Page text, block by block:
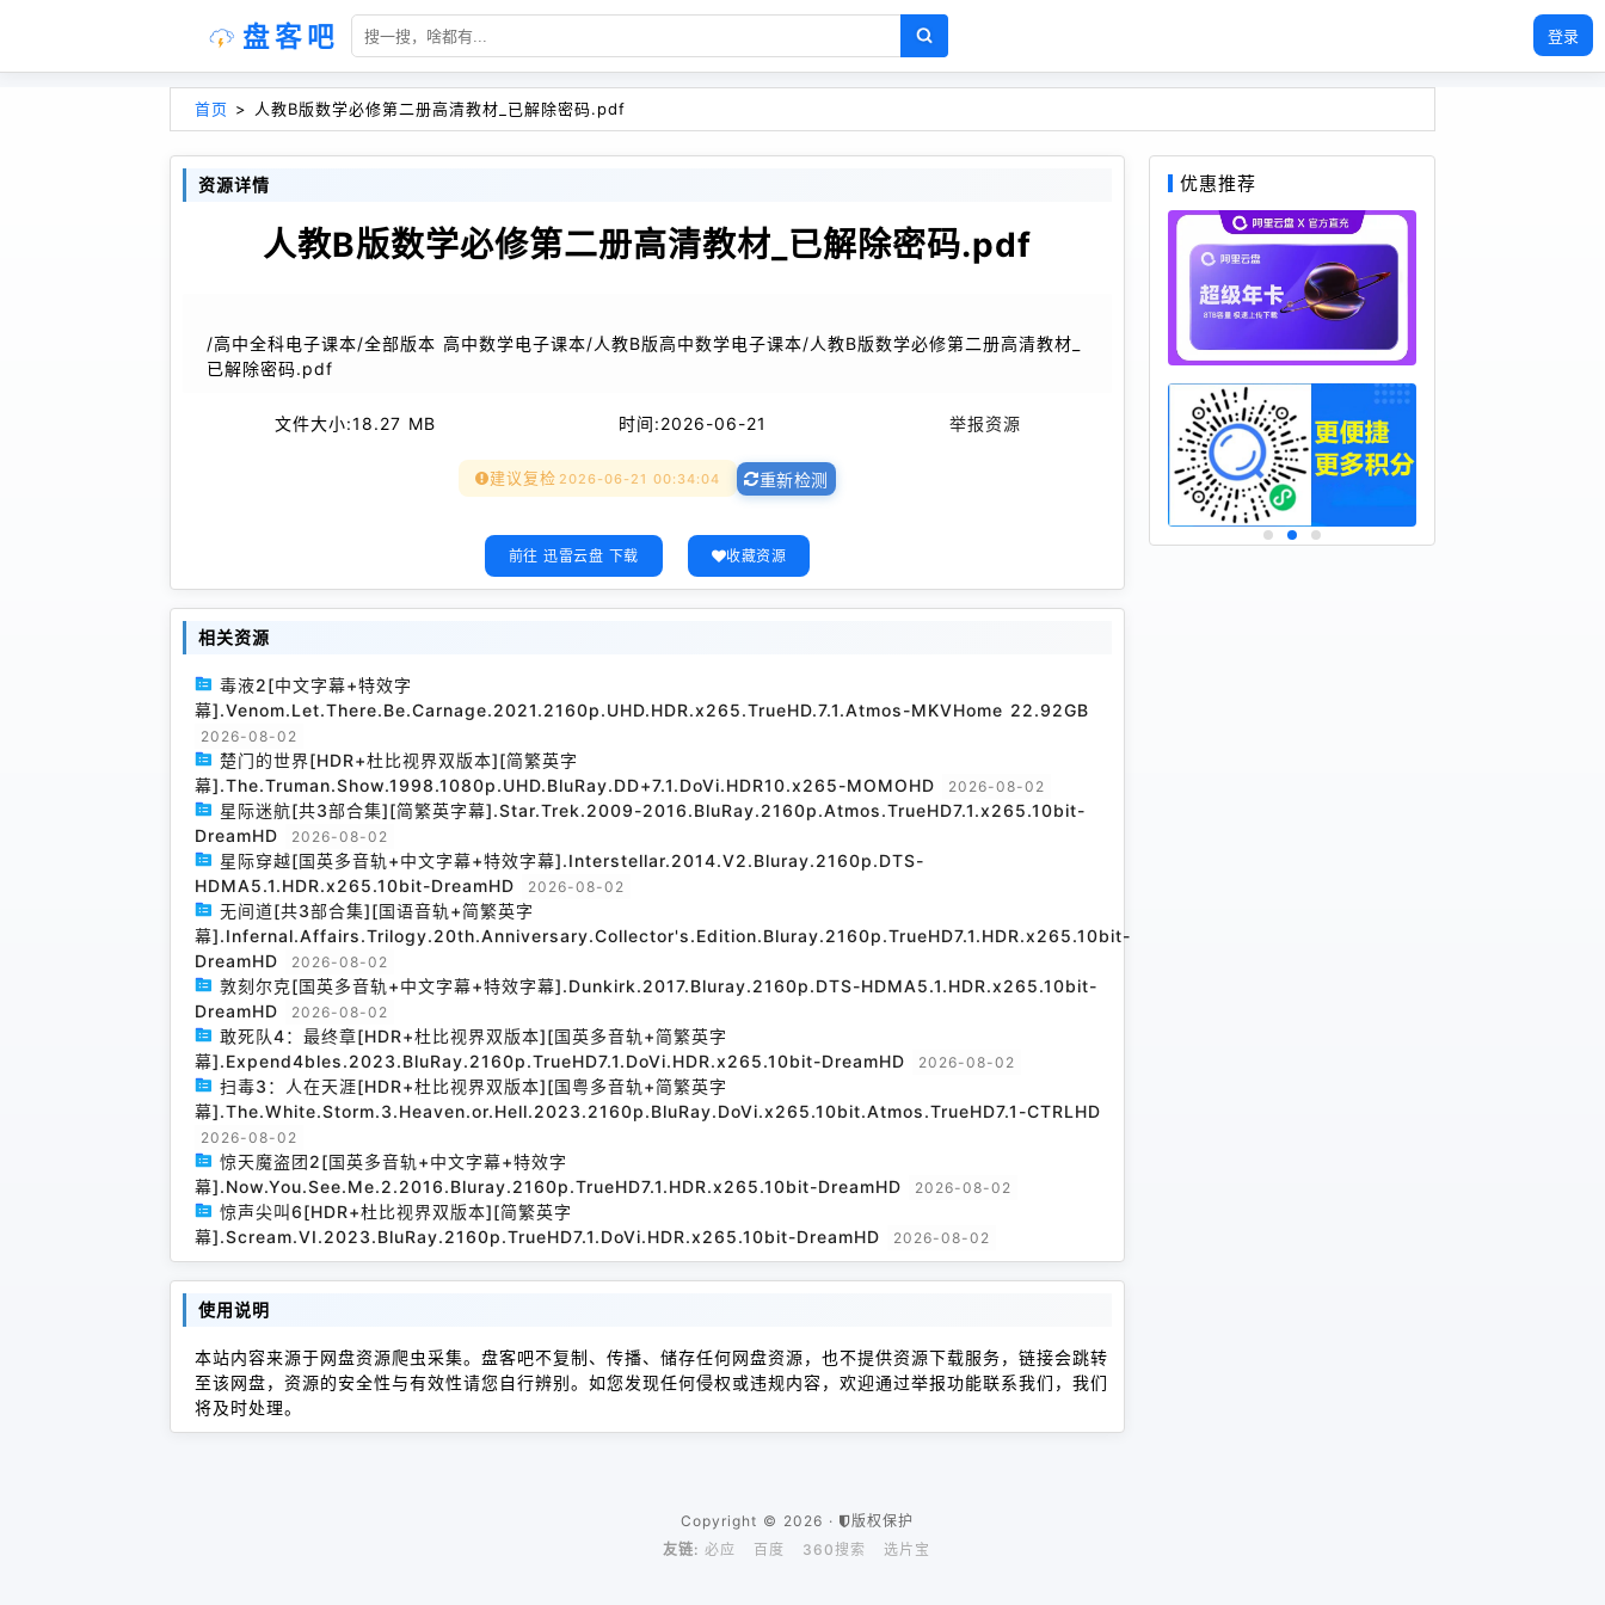
登录
盘客吧
首页 > 人教B版数学必修第二册高清教材_已解除密码.pdf
资源详情
人教B版数学必修第二册高清教材_已解除密码.pdf
/高中全科电子课本/全部版本 高中数学电子课本/人教B版高中数学电子课本/人教B版数学必修第二册高清教材_
已解除密码.pdf
文件大小:18.27 MB 时间:2026-06-21 举报资源
建议复检 2026-06-21 00:34:04 重新检测
前往 迅雷云盘 下载 收藏资源
相关资源
毒液2[中文字幕+特效字
幕].Venom.Let.There.Be.Carnage.2021.2160p.UHD.HDR.x265.TrueHD.7.1.Atmos-MKVHome 22.92GB
2026-08-02
楚门的世界[HDR+杜比视界双版本][简繁英字
幕].The.Truman.Show.1998.1080p.UHD.BluRay.DD+7.1.DoVi.HDR10.x265-MOMOHD
2026-08-02
星际迷航[共3部合集][简繁英字幕].Star.Trek.2009-2016.BluRay.2160p.Atmos.TrueHD7.1.x265.10bit-
DreamHD
2026-08-02
星际穿越[国英多音轨+中文字幕+特效字幕].Interstellar.2014.V2.Bluray.2160p.DTS-
HDMA5.1.HDR.x265.10bit-DreamHD
2026-08-02
无间道[共3部合集][国语音轨+简繁英字
幕].Infernal.Affairs.Trilogy.20th.Anniversary.Collector's.Edition.Bluray.2160p.TrueHD7.1.HDR.x265.10bit-
DreamHD
2026-08-02
敦刻尔克[国英多音轨+中文字幕+特效字幕].Dunkirk.2017.Bluray.2160p.DTS-HDMA5.1.HDR.x265.10bit-
DreamHD
2026-08-02
敢死队4：最终章[HDR+杜比视界双版本][国英多音轨+简繁英字
幕].Expend4bles.2023.BluRay.2160p.TrueHD7.1.DoVi.HDR.x265.10bit-DreamHD
2026-08-02
扫毒3：人在天涯[HDR+杜比视界双版本][国粤多音轨+简繁英字
幕].The.White.Storm.3.Heaven.or.Hell.2023.2160p.BluRay.DoVi.x265.10bit.Atmos.TrueHD7.1-CTRLHD
2026-08-02
惊天魔盗团2[国英多音轨+中文字幕+特效字
幕].Now.You.See.Me.2.2016.Bluray.2160p.TrueHD7.1.HDR.x265.10bit-DreamHD
2026-08-02
惊声尖叫6[HDR+杜比视界双版本][简繁英字
幕].Scream.VI.2023.BluRay.2160p.TrueHD7.1.DoVi.HDR.x265.10bit-DreamHD
2026-08-02
使用说明
本站内容来源于网盘资源爬虫采集。盘客吧不复制、传播、储存任何网盘资源，也不提供资源下载服务，链接会跳转
至该网盘，资源的安全性与有效性请您自行辨别。如您发现任何侵权或违规内容，欢迎通过举报功能联系我们，我们
将及时处理。
优惠推荐
Copyright © 2026 ·
版权保护
友链: 必应 百度 360搜索 选片宝